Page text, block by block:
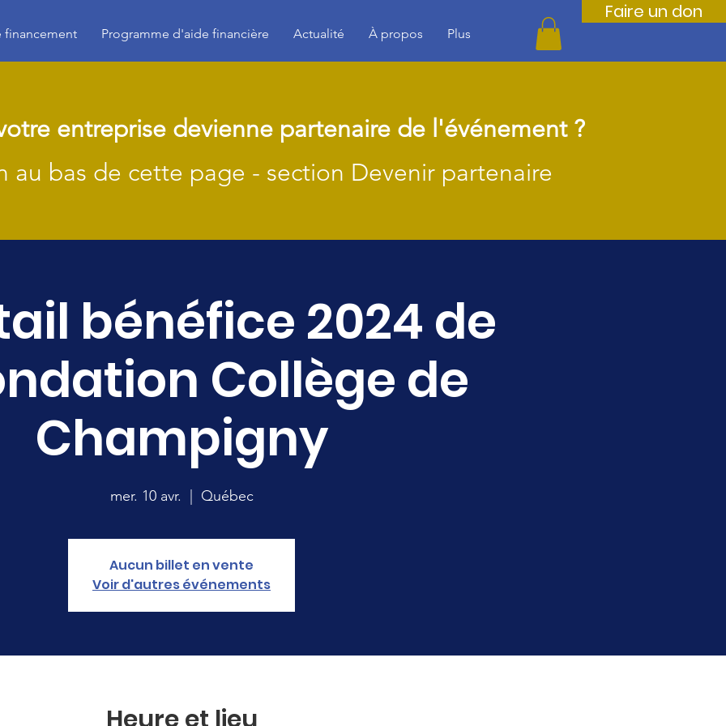
Faire un don
financement Programme d'aide financière Actualité À propos Plus
entreprise devienne partenaire de l'événement ?
au bas de cette page - section Devenir partenaire
bénéfice 2024 de
Collège de
Champigny
mer. 10 avr.
  |
Québec
Aucun billet en vente
Voir d'autres événements